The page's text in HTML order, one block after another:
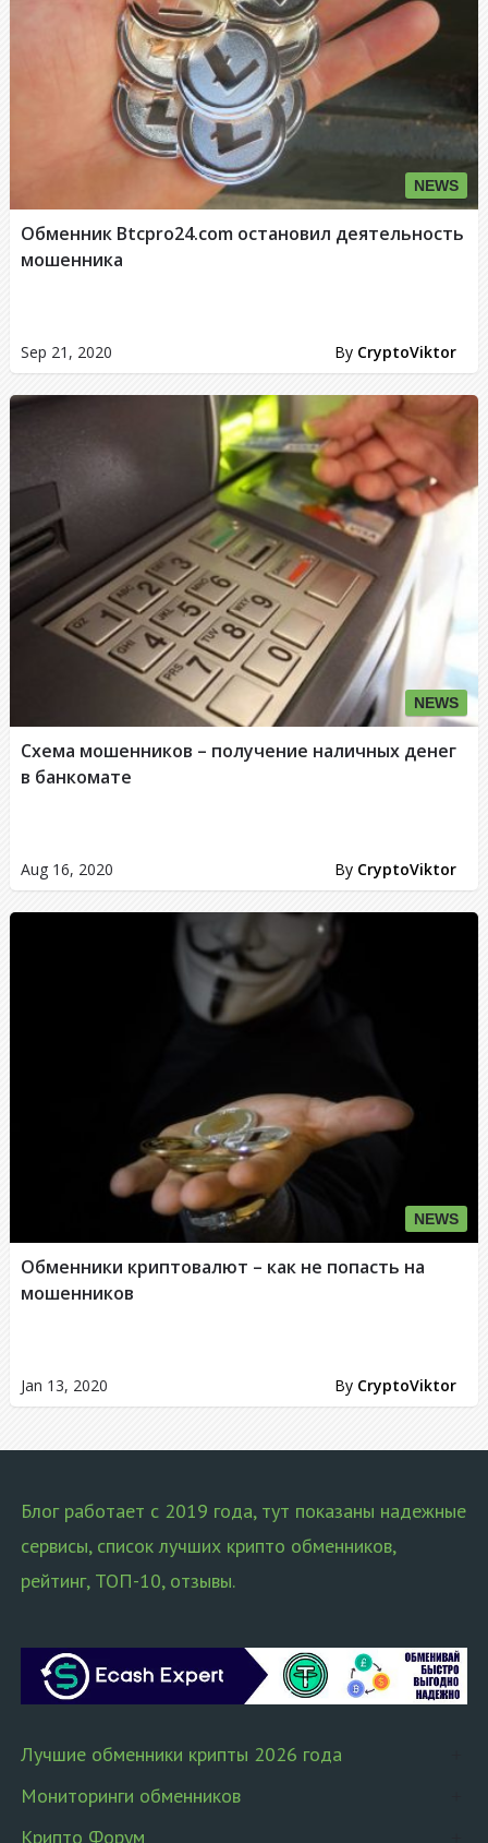
NEWS
Sep 21, 2020 By CryptoViktor
Обменник Btcpro24.com остановил деятельность
мошенника
NEWS
Aug 16, 2020 By CryptoViktor
Схема мошенников – получение наличных денег
в банкомате
NEWS
Jan 13, 2020 By CryptoViktor
Обменники криптовалют – как не попасть на
мошенников
Блог работает с 2019 года, тут показаны надежные
сервисы, список лучших крипто обменников,
рейтинг, ТОП-10, отзывы.
Лучшие обменники крипты 2026 года
Мониторинги обменников
Крипто Форум